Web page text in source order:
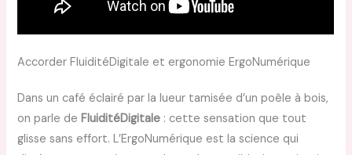
Accorder FluiditéDigitale et ergonomie ErgoNumérique
Dans un café éclairé par la lueur tamisée d’un poêle à bois,
on parle deFluiditéDigitale : cette sensation que tout
glisse sans effort. L’ErgoNumérique est la science qui